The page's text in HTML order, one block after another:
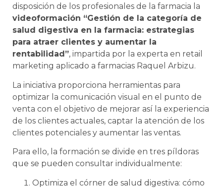
disposición de los profesionales de la farmacia la
videoformación “Gestión de la categoría de
salud digestiva en la farmacia: estrategias
para atraer clientes y aumentar la
rentabilidad”, impartida por la experta en retail
marketing aplicado a farmacias Raquel Arbizu.
La iniciativa proporciona herramientas para
optimizar la comunicación visual en el punto de
venta con el objetivo de mejorar así la experiencia
de los clientes actuales, captar la atención de los
clientes potenciales y aumentar las ventas.
Para ello, la formación se divide en tres píldoras
que se pueden consultar individualmente:
Optimiza el córner de salud digestiva: cómo